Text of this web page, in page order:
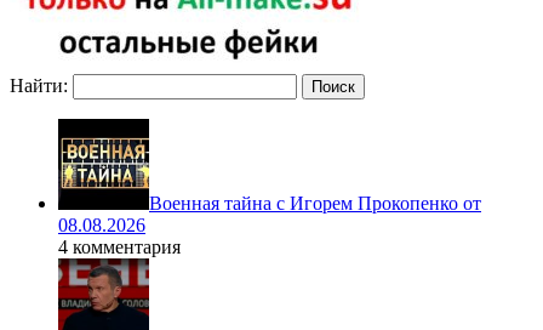
Найти:
Военная тайна с Игорем Прокопенко от
08.08.2026
4 комментария